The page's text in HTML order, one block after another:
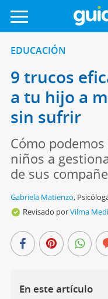
EDUCACIÓN
9 trucos
a tu hijo a
sin sufrir
Cómo
niños a
de sus
Gabriela Matienzo,
Revisado porVilma
En este artículo